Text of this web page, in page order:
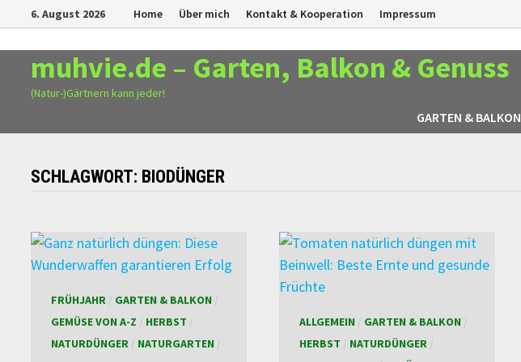
Zurück
zum
Inhalt
6. August 2026 Home Über mich Kontakt & Kooperation Impressum
muhvie.de – Garten, Balkon & Genuss
(Natur-)Gärtnern kann jeder!
GARTEN & BALKON
SCHLAGWORT: BIODÜNGER
FRÜHJAHR GARTEN & BALKON
GEMÜSE VON A-Z
HERBST
NATURDÜNGER
NATURGARTEN
ALLGEMEIN GARTEN & BALKON
HERBST
NATURDÜNGER/